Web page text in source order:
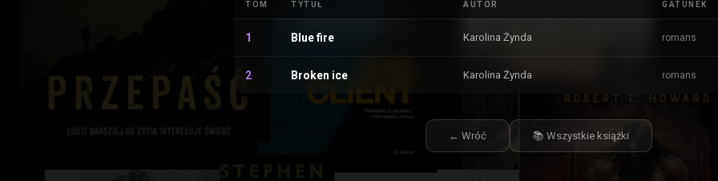
TOM TYTUŁ AUTOR GATUNEK
1 Blue fire Karolina Żynda romans
2 Broken ice Karolina Żynda romans
← Wróć 📚 Wszystkie książki